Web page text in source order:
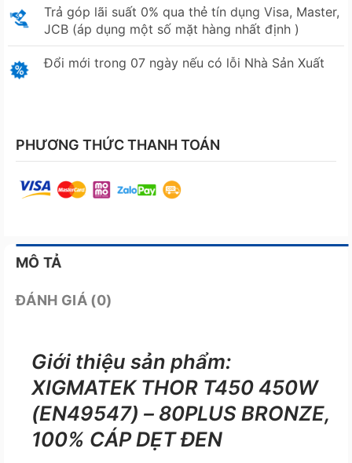
Trả góp lãi suất 0% qua thẻ tín dụng Visa, Master,
JCB (áp dụng một số mặt hàng nhất định )
Đổi mới trong 07 ngày nếu có lỗi Nhà Sản Xuất
PHƯƠNG THỨC THANH TOÁN
MÔ TẢ
ĐÁNH GIÁ (0)
Giới thiệu sản phẩm:
XIGMATEK THOR T450 450W
(EN49547) – 80PLUS BRONZE,
100% CÁP DẸT ĐEN